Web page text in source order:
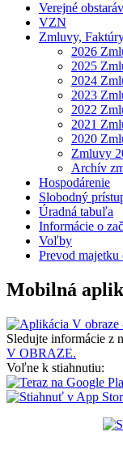
Verejné
VZN
Zmluvy,
2026
2025
2024
2023
2022
2021
2020
Zmluvy
Archív
Hospodárenie
Slobodný
Úradná tabuľa
Informácie o
Voľby
Prevod majetku
Mobilná
Sledujte informácie z
V OBRAZE.
Voľne k stiahnutiu: